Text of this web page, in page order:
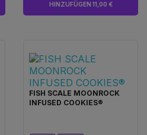
HINZUFÜGEN 11,00 €
FISH SCALE MOONROCK
INFUSED COOKIES®